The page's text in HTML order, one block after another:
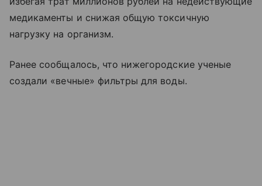
медикаменты и снижая общую токсичную
нагрузку на организм.
Ранее сообщалось, что нижегородские ученые
создали «вечные» фильтры для воды.